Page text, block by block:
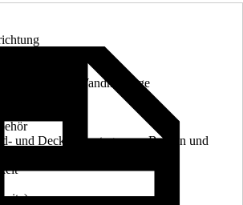
oder links
Klemmträger, Wandmontage
und Deckenmontage zum Bohren und
zum Klemmen inklusive